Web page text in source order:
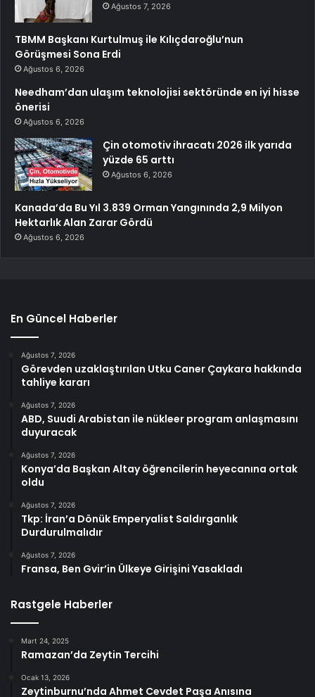
Ağustos 7, 2026
TBMM Başkanı Kurtulmuş ile Kılıçdaroğlu’nun
Görüşmesi Sona Erdi
Ağustos 6, 2026
Needham’dan ulaşım teknolojisi sektöründe en iyi hisse
önerisi
Ağustos 6, 2026
Çin otomotiv ihracatı 2026 ilk yarıda
yüzde 65 arttı
Ağustos 6, 2026
Kanada’da Bu Yıl 3.839 Orman Yangınında 2,9 Milyon
Hektarlık Alan Zarar Gördü
Ağustos 6, 2026
En Güncel Haberler
Ağustos 7, 2026
Görevden uzaklaştırılan Utku Caner Çaykara hakkında
tahliye kararı
Ağustos 7, 2026
ABD, Suudi Arabistan ile nükleer program anlaşmasını
duyuracak
Ağustos 7, 2026
Konya’da Başkan Altay öğrencilerin heyecanına ortak
oldu
Ağustos 7, 2026
Tkp: İran’a Dönük Emperyalist Saldırganlık
Durdurulmalıdır
Ağustos 7, 2026
Fransa, Ben Gvir’in Ülkeye Girişini Yasakladı
Rastgele Haberler
Mart 24, 2025
Ramazan’da Zeytin Tercihi
Ocak 13, 2026
Zeytinburnu’nda Ahmet Cevdet Paşa Anısına